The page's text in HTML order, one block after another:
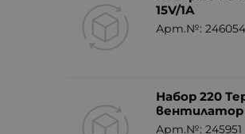
15V/1A
Арт.№: 246054
Набор 220
вентилатор
Арт.№: 245951